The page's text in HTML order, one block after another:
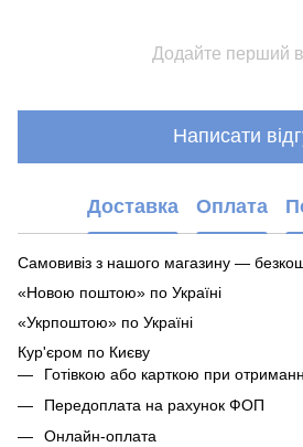
Додайте перший
Написати
Доставка Оплата
Самовивіз з нашого магазину —
«Новою поштою» по Україні
«Укрпоштою» по Україні
Кур'єром по Києву
Готівкою або карткою при
Передоплата на рахунок ФОП
Онлайн-оплата